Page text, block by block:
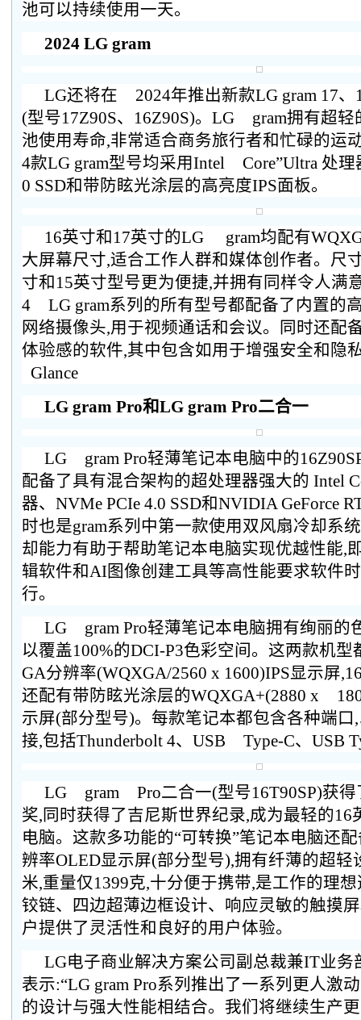
池可以持续使用一天。
2024 LG gram
LG还将在 2024年推出新款LG gram 17、
(型号17Z90S、16Z90S)。LG gram拥有超轻
池使用寿命,非常适合商务旅行者和忙碌的运
4款LG gram型号均采用Intel Core”Ultra 处理
0 SSD和带防眩光涂层的高亮度IPS面板。
16英寸和17英寸的LG gram均配有
大屏幕尺寸,适合工作人群和媒体创作者。尺
寸和15英寸型号更为便捷,并拥有同样令人满
4 LG gram系列的所有型号都配备了内置的
网络摄像头,用于视频通话和会议。同时还配
体验感的软件,其中包含如用于增强安全和隐
Glance
LG gram Pro和LG gram Pro二合一
LG gram Pro轻薄笔记本电脑中的
配备了具有混合架构的超处理器强大的 Intel
器、NVMe PCIe 4.0 SSD和NVIDIA GeForce
时也是gram系列中第一款使用双风扇冷却系
却能力有助于帮助笔记本电脑实现优越性能,
辑软件和AI图像创建工具等高性能要求软件
行。
LG gram Pro轻薄笔记本电脑拥有绚丽的
以覆盖100%的DCI-P3色彩空间。这两款机
GA分辨率(WQXGA/2560 x 1600)IPS显示屏
还配有带防眩光涂层的WQXGA+(2880 x
示屏(部分型号)。每款笔记本都包含各种端口
接,包括Thunderbolt 4、USB Type-C、USB
LG gram Pro二合一(型号16T90SP)获得
奖,同时获得了吉尼斯世界纪录,成为最轻的16
电脑。这款多功能的“可转换”笔记本电脑还
辨率OLED显示屏(部分型号),拥有纤薄的超轻
米,重量仅1399克,十分便于携带,是工作的理
铰链、四边超薄边框设计、响应灵敏的触摸
户提供了灵活性和良好的用户体验。
LG电子商业解决方案公司副总裁兼IT业务
表示:“LG gram Pro系列推出了一系列更人激
的设计与强大性能相结合。我们将继续生产